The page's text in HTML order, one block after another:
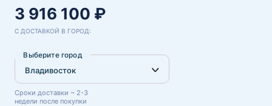
3 916 100 ₽
С ДОСТАВКОЙ В ГОРОД:
Выберите город
Сроки доставки ~ 2-3
недели после покупки